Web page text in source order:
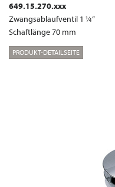
649.15.270.xxx
Zwangsablaufventil 1 ¼“
Schaftlänge 70 mm
PRODUKT-DETAILSEITE